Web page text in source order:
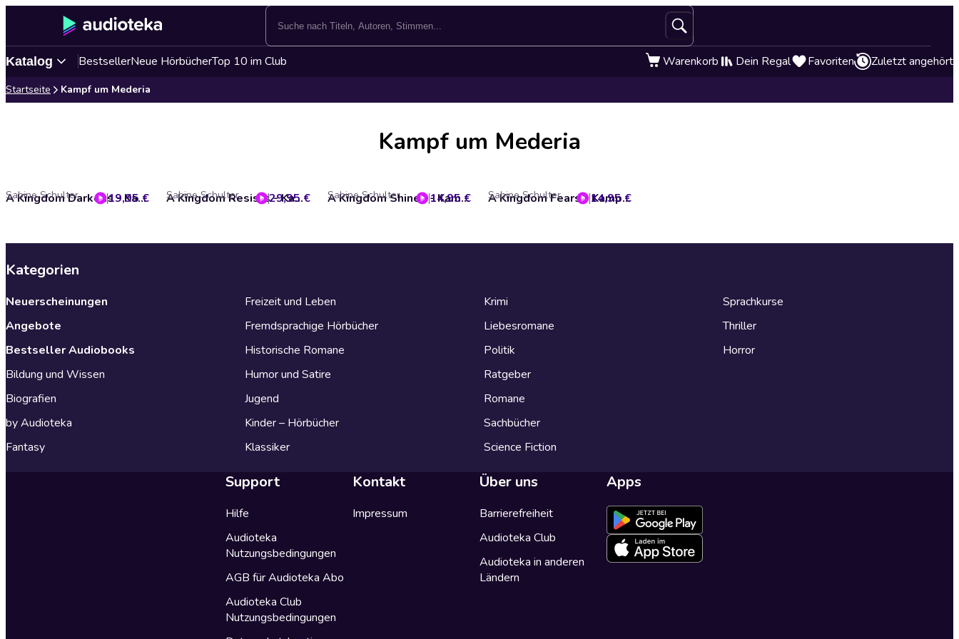
Katalog BestsellerNeue HörbücherTop 10 im Club Warenkorb Dein Regal Favoriten Zuletzt angehört
Startseite Kampf um Mederia
Kampf um Mederia
A Kingdom Darkens - Kampf um Mederia, Band 1 (Ungekürzt)
Sabine Schulter 19,95 € A Kingdom Resists - Kampf um Mederia, Band 2 (ungekürzt)
Sabine Schulter 29,95 € A Kingdom Shines - Kampf um Mederia, Band 3 (ungekürzt)
Sabine Schulter 14,95 € A Kingdom Fears - Kampf um Mederia, Band 4 (ungekürzt)
Sabine Schulter 14,95 €
Kategorien
Neuerscheinungen
Angebote
Bestseller Audiobooks
Bildung und Wissen
Biografien
by Audioteka
Fantasy
Freizeit und Leben
Fremdsprachige Hörbücher
Historische Romane
Humor und Satire
Jugend
Kinder – Hörbücher
Klassiker
Krimi
Liebesromane
Politik
Ratgeber
Romane
Sachbücher
Science Fiction
Sprachkurse
Thriller
Horror
Support
Hilfe
Audioteka
Nutzungsbedingungen
AGB für Audioteka Abo
Audioteka Club
Nutzungsbedingungen
Kontakt
Impressum
Über uns
Barrierefreiheit
Audioteka Club
Audioteka in anderen
Ländern
Apps